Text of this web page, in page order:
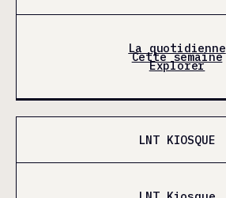
La quotidienne
Cette semaine
Explorer
LNT KIOSQUE